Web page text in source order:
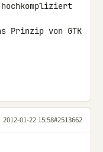
Prinzip von GTK
2012-01-22 15:58#2513662